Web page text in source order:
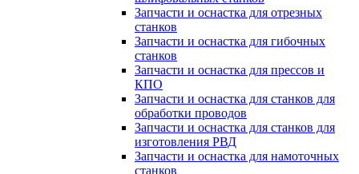
Запчасти и оснастка для отрезных
станков
Запчасти и оснастка для гибочных
станков
Запчасти и оснастка для прессов и
КПО
Запчасти и оснастка для станков для
обработки проводов
Запчасти и оснастка для станков для
изготовления РВД
Запчасти и оснастка для намоточных
станков